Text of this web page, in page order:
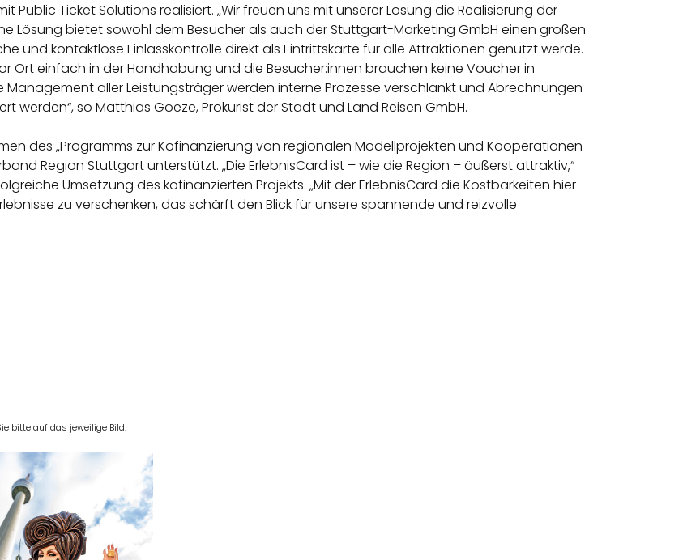
Public Ticket Solutions realisiert. „Wir freuen uns mit unserer Lösung die Realisierung der
Lösung bietet sowohl dem Besucher als auch der Stuttgart-Marketing GmbH einen großen
und kontaktlose Einlasskontrolle direkt als Eintrittskarte für alle Attraktionen genutzt werde.
Ort einfach in der Handhabung und die Besucher:innen brauchen keine Voucher in
aller Leistungsträger werden interne Prozesse verschlankt und Abrechnungen
werden“, so Matthias Goeze, Prokurist der Stadt und Land Reisen GmbH.
des „Programms zur Kofinanzierung von regionalen Modellprojekten und Kooperationen
Region Stuttgart unterstützt. „Die ErlebnisCard ist – wie die Region – äußerst attraktiv,“
Umsetzung des kofinanzierten Projekts. „Mit der ErlebnisCard die Kostbarkeiten hier
zu verschenken, das schärft den Blick für unsere spannende und reizvolle
bitte auf das jeweilige Bild.